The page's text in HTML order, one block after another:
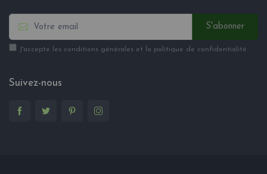
S'abonner
J'accepte les conditions générales et la politique de confidentialité
Suivez-nous